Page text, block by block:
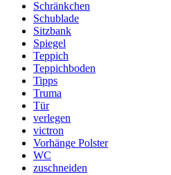
Schränkchen
Schublade
Sitzbank
Spiegel
Teppich
Teppichboden
Tipps
Truma
Tür
verlegen
victron
Vorhänge Polster
WC
zuschneiden